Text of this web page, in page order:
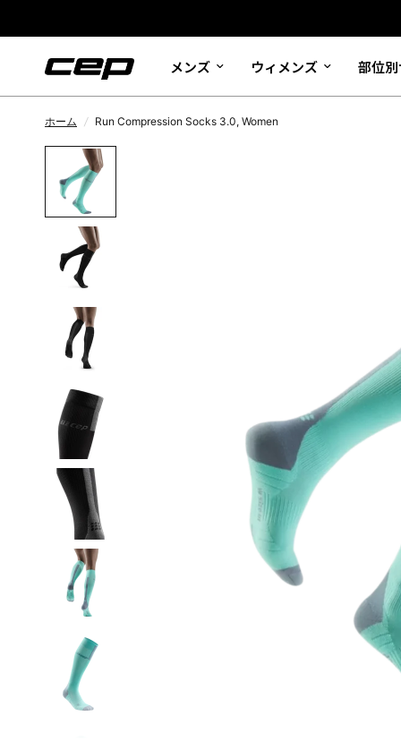
メンズ ウィメンズ 部位
ホーム / Run Compression Socks 3.0, Women